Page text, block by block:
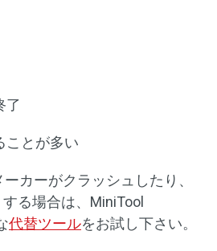
了
ことが多い
カーがクラッシュしたり、
る場合は、MiniTool
代替ツールをお試し下さい。